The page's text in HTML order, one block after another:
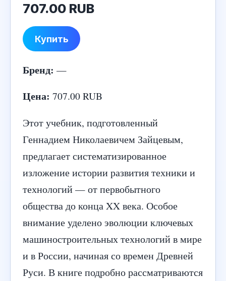
707.00 RUB
Купить
Бренд: —
Цена: 707.00 RUB
Этот учебник, подготовленный
Геннадием Николаевичем Зайцевым,
предлагает систематизированное
изложение истории развития техники и
технологий — от первобытного
общества до конца XX века. Особое
внимание уделено эволюции ключевых
машиностроительных технологий в мире
и в России, начиная со времен Древней
Руси. В книге подробно рассматриваются